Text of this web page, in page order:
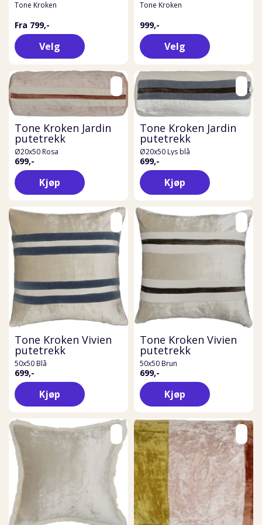
Tone Kroken
Fra 799,-
Velg
Tone Kroken
999,-
Velg
Tone Kroken Jardin
putetrekk
Ø20x50 Rosa
699,-
Kjøp
Tone Kroken Jardin
putetrekk
Ø20x50 Lys blå
699,-
Kjøp
Tone Kroken Vivien
putetrekk
50x50 Blå
699,-
Kjøp
Tone Kroken Vivien
putetrekk
50x50 Brun
699,-
Kjøp